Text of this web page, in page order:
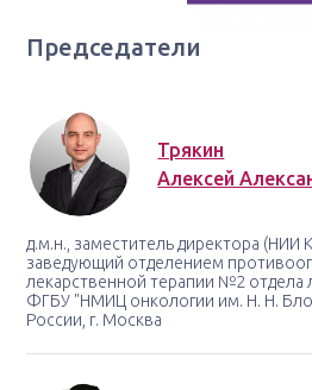
Председатели
Трякин
Алексей
д.м.н., заместитель директора (НИИ
заведующий отделением
лекарственной терапии №2 отдела
ФГБУ "НМИЦ онкологии им. Н. Н.
России, г. Москва